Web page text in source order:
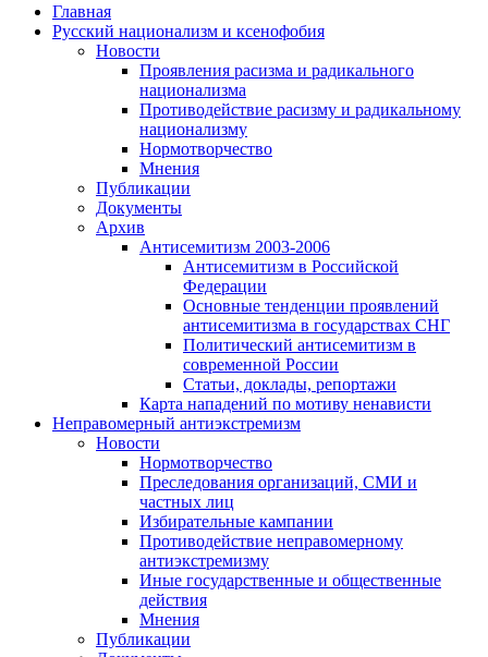
Главная
Русский национализм и ксенофобия
Новости
Проявления расизма и радикального
национализма
Противодействие расизму и радикальному
национализму
Нормотворчество
Мнения
Публикации
Документы
Архив
Антисемитизм 2003-2006
Антисемитизм в Российской
Федерации
Основные тенденции проявлений
антисемитизма в государствах СНГ
Политический антисемитизм в
современной России
Статьи, доклады, репортажи
Карта нападений по мотиву ненависти
Неправомерный антиэкстремизм
Новости
Нормотворчество
Преследования организаций, СМИ и
частных лиц
Избирательные кампании
Противодействие неправомерному
антиэкстремизму
Иные государственные и общественные
действия
Мнения
Публикации